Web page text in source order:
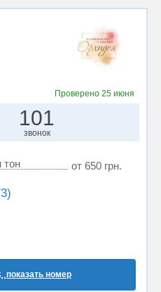
Проверено 25 июня
101
звонок
тон от 650 грн.
показать номер